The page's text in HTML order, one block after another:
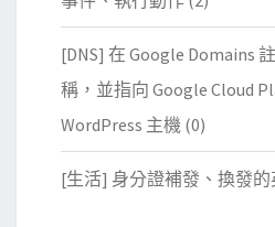
[DNS] 在 Google Domains
稱，並指向 Google Cloud
WordPress 主機 (0)
[生活] 身分證補發、換發的